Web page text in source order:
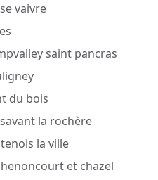
vaivre
saint pancras
du bois
la rochère
la ville
et chazel